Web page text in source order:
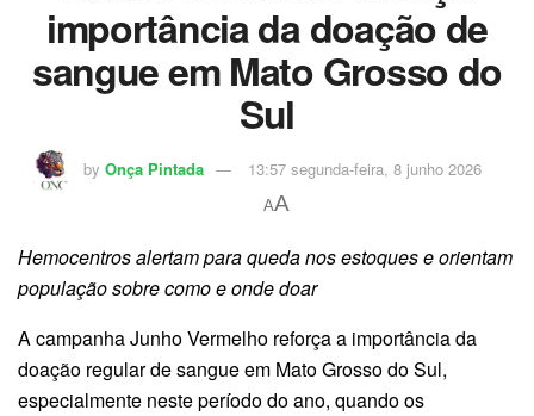
importância da doação de
sangue em Mato Grosso do
Sul
by Onça Pintada 13:57 segunda-feira, 8 junho 2026
AA
Hemocentros alertam para queda nos estoques e orientam
população sobre como e onde doar
A campanha Junho Vermelho reforça a importância da
doação regular de sangue em Mato Grosso do Sul,
especialmente neste período do ano, quando os